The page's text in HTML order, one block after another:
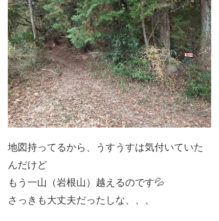
地図持ってるから、うすうすは気付いていた
んだけど
もう一山（岩根山）越えるのです💦
さっきも大丈夫だったしな、、、